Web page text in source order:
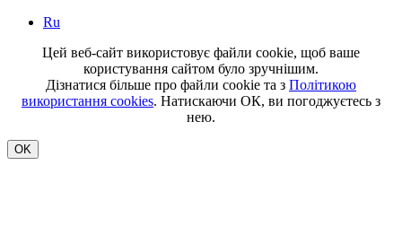
Ru
Цей веб-сайт використовує файли cookie, щоб ваше
користування сайтом було зручнішим.
Дізнатися більше про файли cookie та з Політикою
використання cookies. Натискаючи ОК, ви погоджуєтесь з
нею.
OK